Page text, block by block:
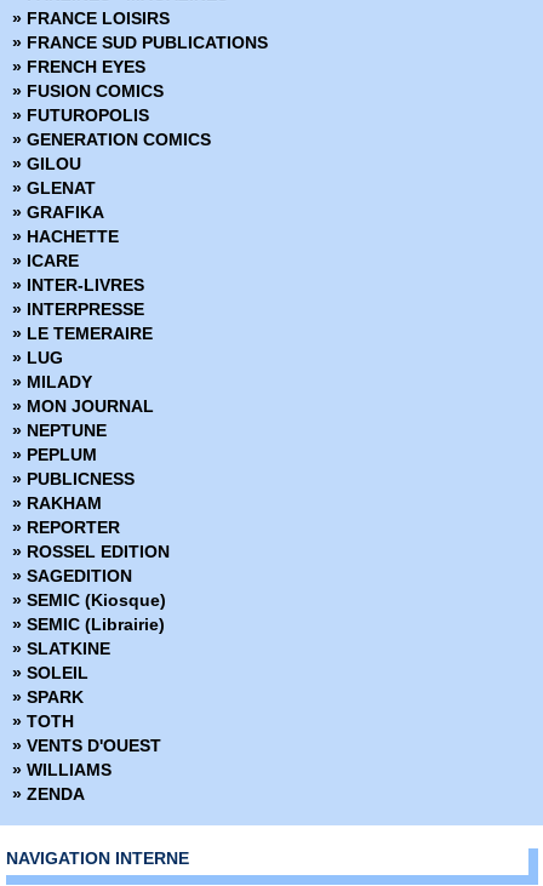
» FRANCE LOISIRS
» FRANCE SUD PUBLICATIONS
» FRENCH EYES
» FUSION COMICS
» FUTUROPOLIS
» GENERATION COMICS
» GILOU
» GLENAT
» GRAFIKA
» HACHETTE
» ICARE
» INTER-LIVRES
» INTERPRESSE
» LE TEMERAIRE
» LUG
» MILADY
» MON JOURNAL
» NEPTUNE
» PEPLUM
» PUBLICNESS
» RAKHAM
» REPORTER
» ROSSEL EDITION
» SAGEDITION
» SEMIC (Kiosque)
» SEMIC (Librairie)
» SLATKINE
» SOLEIL
» SPARK
» TOTH
» VENTS D'OUEST
» WILLIAMS
» ZENDA
NAVIGATION INTERNE